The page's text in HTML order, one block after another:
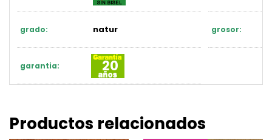
grado: natur
garantia: 20
grosor:
Productos relacionados